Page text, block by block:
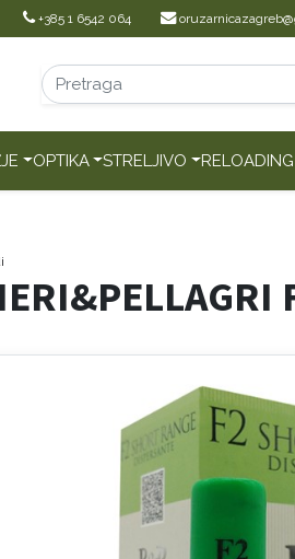
+385 1 6542 064
OPTIKA STRELJIVO RELOADING